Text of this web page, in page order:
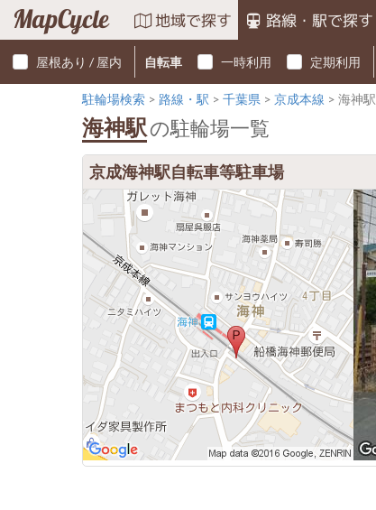
MapCycle 地域で探す 路線・駅で探す
屋根あり / 屋内 自転車 一時利用 定期利用
駐輪場検索 路線・駅 千葉県 京成本線 海神駅
海神駅の駐輪場一覧
京成海神駅自転車等駐車場